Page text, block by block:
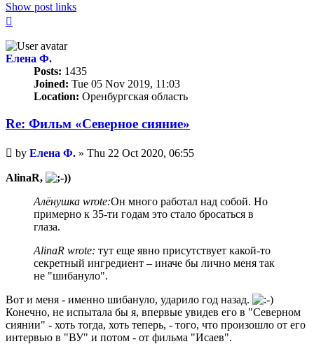
Show post links
Елена Ф.
Posts: 1435
Joined: Tue 05 Nov 2019, 11:03
Location: Оренбургская область
Re: Фильм «Северное сияние»
Unread
post
by Елена Ф. » Thu 22 Oct 2020, 06:55
AlinaR,
Алёнушка wrote:Он много работал над собой. Но
примерно к 35-ти годам это стало бросаться в
глаза.
AlinaR wrote: тут еще явно присутствует какой-то
секретный ингредиент – иначе бы лично меня так
не "шибануло".
Вот и меня - именно шибануло, ударило год назад.
Конечно, не испытала бы я, впервые увидев его в "Северном
сиянии" - хоть тогда, хоть теперь, - того, что произошло от его
интервью в "ВУ" и потом - от фильма "Исаев".